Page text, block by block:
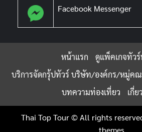
Facebook Messenger
หน้าแรก
ดูแพ็คเกจทัว
บริการจัดกรุ้ปทัวร์ บริษัท/องค์กร/หมู่ค
บทความท่องเที่ยว
เกี่ย
Thai Top Tour © All rights
themes.